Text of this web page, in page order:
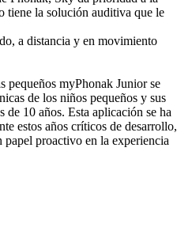
tiene la solución auditiva que le
a distancia y en movimiento
pequeños myPhonak Junior se
de los niños pequeños y sus
de 10 años. Esta aplicación se ha
estos años críticos de desarrollo,
papel proactivo en la experiencia